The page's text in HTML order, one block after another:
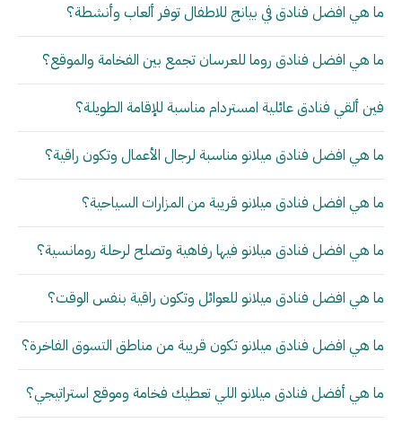
ما هي افضل فنادق في بيانج للاطفال توفر ألعاب وأنشطة؟
ما هي افضل فنادق روما للعرسان تجمع بين الفخامة والموقع؟
فين ألقي فنادق عائلية امستردام مناسبة للإقامة الطويلة؟
ما هي افضل فنادق ميلانو مناسبة لرجال الأعمال وتكون راقية؟
ما هي افضل فنادق ميلانو قريبة من المزارات السياحية؟
ما هي افضل فنادق ميلانو فيها رفاهية وتصلح لرحلة رومانسية؟
ما هي افضل فنادق ميلانو للعوائل وتكون راقية بنفس الوقت؟
ما هي افضل فنادق ميلانو تكون قريبة من مناطق التسوق الفاخرة؟
ما هي أفضل فنادق ميلانو اللي تعطيك فخامة وموقع استراتيجي؟